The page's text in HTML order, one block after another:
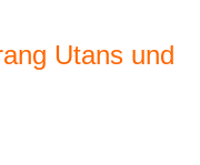
Utans und